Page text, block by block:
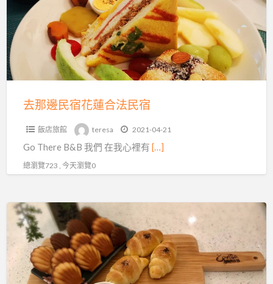
宿
花
蓮
合
法
去那邊民宿花蓮合法民宿
飯店旅館 teresa 2021-04-21
Go There B&B 我們 在我心裡有 […]
總瀏覽723 , 今天瀏覽0
閱
微
森
林
(Spring-